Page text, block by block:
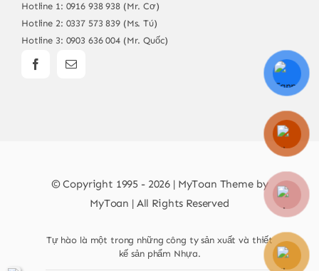
Hotline 1: 0916 938 938 (Mr. Cơ)
Hotline 2: 0337 573 839 (Ms. Tú)
Hotline 3: 0903 636 004 (Mr. Quốc)
© Copyright 1995 - 2026 | MyToan Theme by
MyToan | All Rights Reserved
Tự hào là một trong những công ty sản xuất và thiết
kế sản phẩm Nhựa.